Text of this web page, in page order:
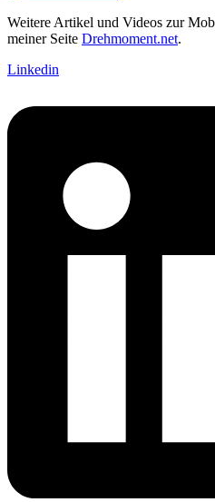
Weitere Artikel und Videos zur
meiner Seite Drehmoment.net.
Linkedin